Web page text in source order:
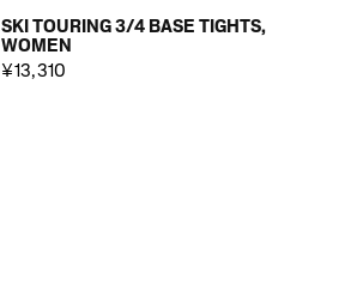
SKI TOURING 3/4 BASE TIGHTS,
WOMEN
¥13,310